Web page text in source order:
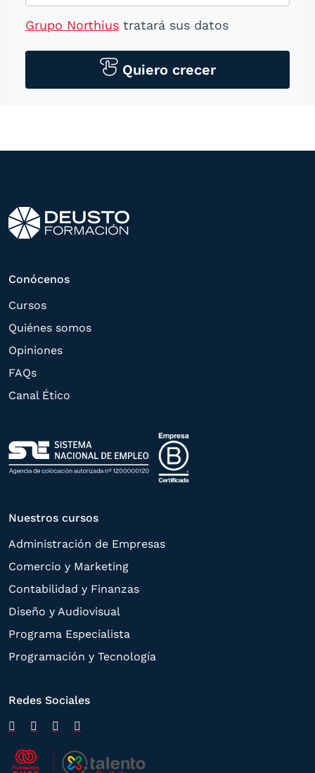
Grupo Northius tratará sus datos
tecnológicos, incluso aplicaciones de
mensajería instantánea, con el fin de
otros directamente relacionados con el
correspondiente. Compartiremos su
solicitud con las empresas que conforman
estas puedan hacerle llegar la mejor
oferta de productos y servicios de acuerdo
a su petición. Quedan reconocidos los
Quiero crecer
Conócenos
Cursos
Quiénes somos
Opiniones
FAQs
Canal Ético
Nuestros cursos
Administración de Empresas
Comercio y Marketing
Contabilidad y Finanzas
Diseño y Audiovisual
Programa Especialista
Programación y Tecnología
Redes Sociales